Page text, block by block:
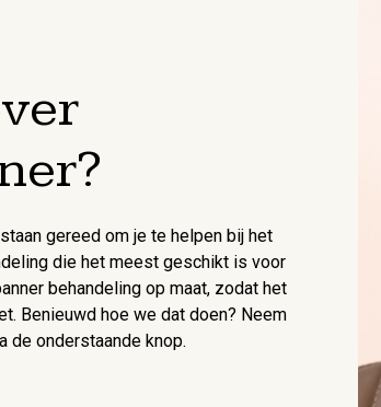
gereed om je te helpen bij het
die het meest geschikt is voor
behandeling op maat, zodat het
Benieuwd hoe we dat doen? Neem
de onderstaande knop.